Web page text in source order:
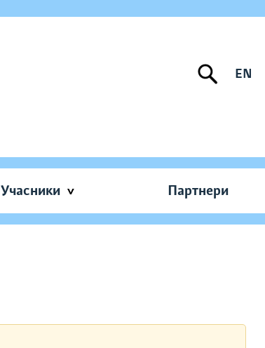
EN
Учасники Партнери